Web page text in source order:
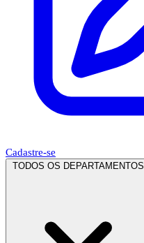
Cadastre-se
TODOS OS DEPARTAMENTOS